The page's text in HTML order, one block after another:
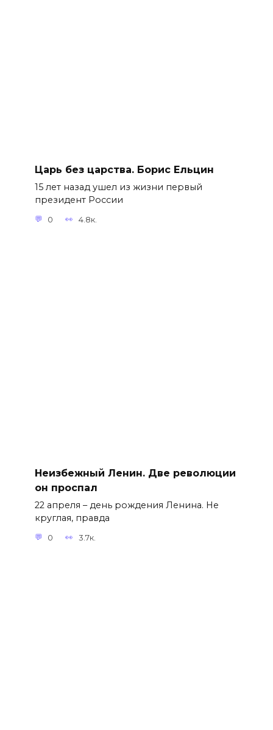
Царь без царства. Борис Ельцин
15 лет назад ушел из жизни первый
президент России
0 4.8к.
Неизбежный Ленин. Две революции
он проспал
22 апреля – день рождения Ленина. Не
круглая, правда
0 3.7к.